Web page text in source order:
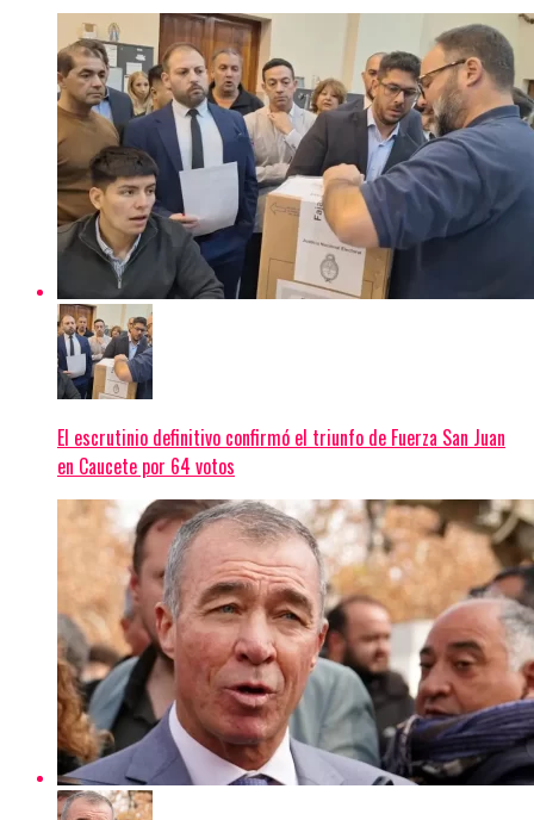
El escrutinio definitivo confirmó el triunfo de Fuerza San Juan
en Caucete por 64 votos